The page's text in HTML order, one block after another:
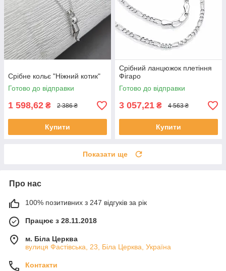
Срібне кольє "Ніжний котик"
Готово до відправки
1 598,62 ₴ 2 386 ₴
Купити
Срібний ланцюжок плетіння
Фігаро
Готово до відправки
3 057,21 ₴ 4 563 ₴
Купити
Показати ще
Про нас
100% позитивних з 247 відгуків за рік
Працює з 28.11.2018
м. Біла Церква
вулиця Фастівська, 23, Біла Церква, Україна
Контакти